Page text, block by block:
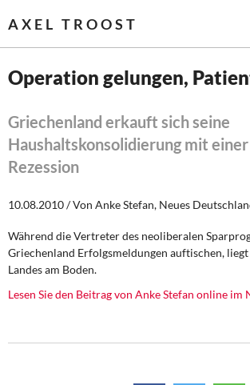
AXEL TROOST
Themen
Steuer- und Finanzpolitik
Öffentliche Infrastruktur und
Operation gelungen,
Griechenland erkauft sich seine
Haushaltskonsolidierung mit
Rezession
10.08.2010 / Von Anke Stefan, Neues
Während die Vertreter des neoliberalen
Griechenland Erfolgsmeldungen auftischen,
Landes am Boden.
Lesen Sie den Beitrag von Anke Stefan online im